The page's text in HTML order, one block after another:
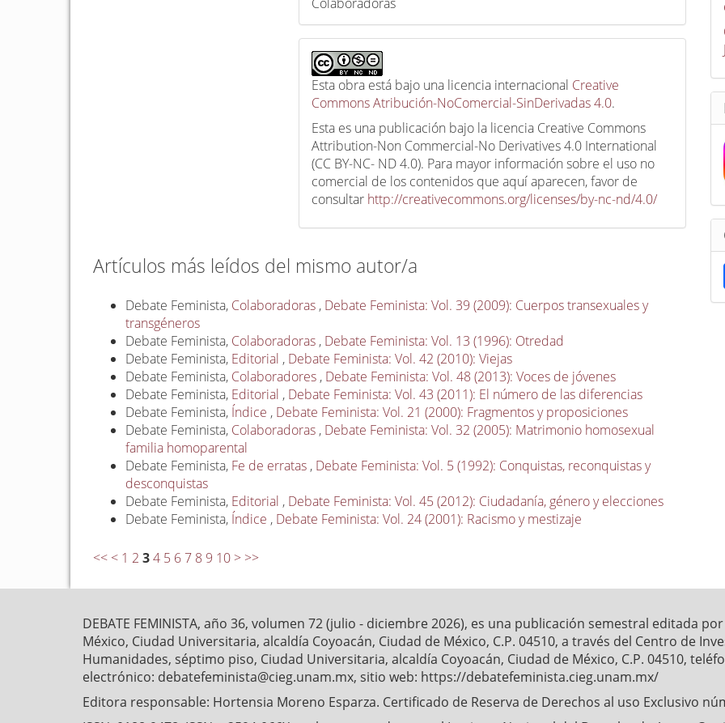
Esta obra está bajo una licencia internacional Creative
Commons Atribución-NoComercial-SinDerivadas 4.0.
Esta es una publicación bajo la licencia Creative Commons
Attribution-Non Commercial-No Derivatives 4.0 International
(CC BY-NC- ND 4.0). Para mayor información sobre el uso no
comercial de los contenidos que aquí aparecen, favor de
consultar http://creativecommons.org/licenses/by-nc-nd/4.0/
Artículos más leídos del mismo autor/a
Debate Feminista, Colaboradoras , Debate Feminista: Vol. 39 (2009): Cuerpos transexuales y
transgéneros
Debate Feminista, Colaboradoras , Debate Feminista: Vol. 13 (1996): Otredad
Debate Feminista, Editorial , Debate Feminista: Vol. 42 (2010): Viejas
Debate Feminista, Colaboradores , Debate Feminista: Vol. 48 (2013): Voces de jóvenes
Debate Feminista, Editorial , Debate Feminista: Vol. 43 (2011): El número de las diferencias
Debate Feminista, Índice , Debate Feminista: Vol. 21 (2000): Fragmentos y proposiciones
Debate Feminista, Colaboradoras , Debate Feminista: Vol. 32 (2005): Matrimonio homosexual
familia homoparental
Debate Feminista, Fe de erratas , Debate Feminista: Vol. 5 (1992): Conquistas, reconquistas y
desconquistas
Debate Feminista, Editorial , Debate Feminista: Vol. 45 (2012): Ciudadanía, género y elecciones
Debate Feminista, Índice , Debate Feminista: Vol. 24 (2001): Racismo y mestizaje
<< < 1 2 3 4 5 6 7 8 9 10 > >>
i
DEBATE FEMINISTA, año 36, volumen 72 (julio - diciembre 2026), es una publicación semestral editada
México, Ciudad Universitaria, alcaldía Coyoacán, Ciudad de México, C.P. 04510, a través del Centro de
Humanidades, séptimo piso, Ciudad Universitaria, alcaldía Coyoacán, Ciudad de México, C.P. 04510,
electrónico: debatefeminista@cieg.unam.mx, sitio web: https://debatefeminista.cieg.unam.mx/
Editora responsable: Hortensia Moreno Esparza. Certificado de Reserva de Derechos al uso Exclusivo